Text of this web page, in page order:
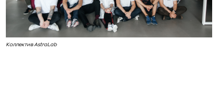
Коллектив AstraLab